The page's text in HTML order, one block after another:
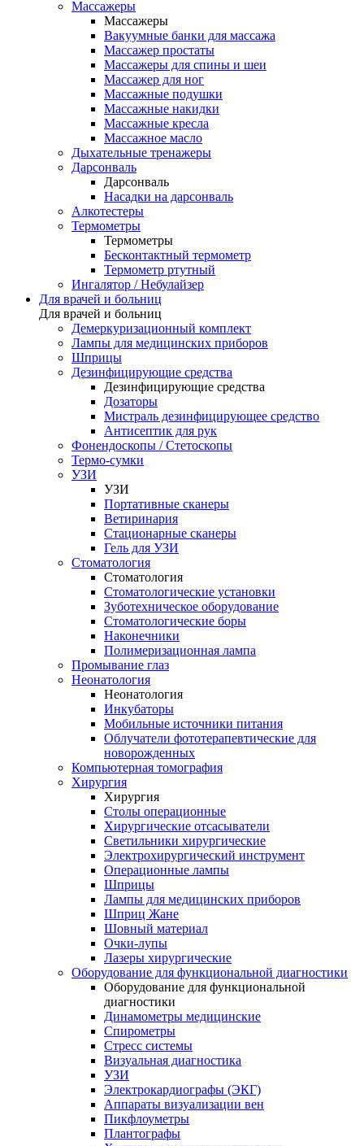
Массажеры
Массажеры
Вакуумные банки для массажа
Массажер простаты
Массажеры для спины и шеи
Массажер для ног
Массажные подушки
Массажные накидки
Массажные кресла
Массажное масло
Дыхательные тренажеры
Дарсонваль
Дарсонваль
Насадки на дарсонваль
Алкотестеры
Термометры
Термометры
Бесконтактный термометр
Термометр ртутный
Ингалятор / Небулайзер
Для врачей и больниц
Для врачей и больниц
Демеркуризационный комплект
Лампы для медицинских приборов
Шприцы
Дезинфицирующие средства
Дезинфицирующие средства
Дозаторы
Мистраль дезинфицирующее средство
Антисептик для рук
Фонендоскопы / Стетоскопы
Термо-сумки
УЗИ
УЗИ
Портативные сканеры
Ветиринария
Стационарные сканеры
Гель для УЗИ
Стоматология
Стоматология
Стоматологические установки
Зуботехническое оборудование
Стоматологические боры
Наконечники
Полимеризационная лампа
Промывание глаз
Неонатология
Неонатология
Инкубаторы
Мобильные источники питания
Облучатели фототерапевтические для
новорожденных
Компьютерная томография
Хирургия
Хирургия
Столы операционные
Хирургические отсасыватели
Светильники хирургические
Электрохирургический инструмент
Операционные лампы
Шприцы
Лампы для медицинских приборов
Шприц Жане
Шовный материал
Очки-лупы
Лазеры хирургические
Оборудование для функциональной диагностики
Оборудование для функциональной
диагностики
Динамометры медицинские
Спирометры
Стресс системы
Визуальная диагностика
УЗИ
Электрокардиографы (ЭКГ)
Аппараты визуализации вен
Пикфлоуметры
Плантографы